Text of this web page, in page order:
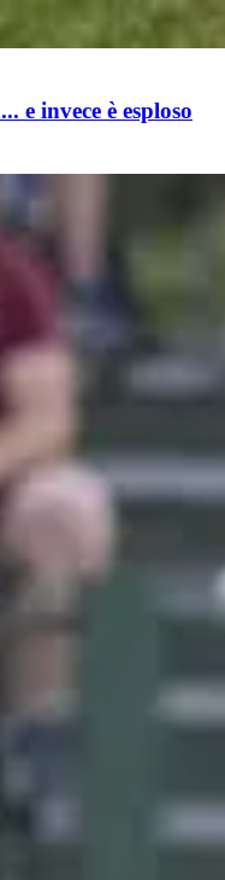
e invece è esploso